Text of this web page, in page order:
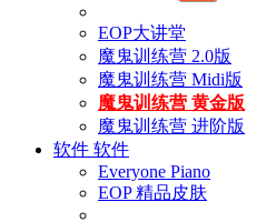
EOP大讲堂
魔鬼训练营 2.0版
魔鬼训练营 Midi版
魔鬼训练营 黄金版
魔鬼训练营 进阶版
软件 软件
Everyone Piano
EOP 精品皮肤